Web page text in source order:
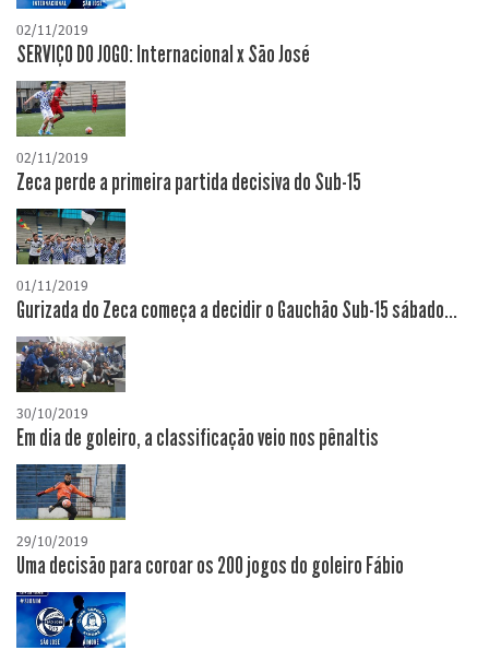
02/11/2019
SERVIÇO DO JOGO: Internacional x São José
02/11/2019
Zeca perde a primeira partida decisiva do Sub-15
01/11/2019
Gurizada do Zeca começa a decidir o Gauchão Sub-15 sábado...
30/10/2019
Em dia de goleiro, a classificação veio nos pênaltis
29/10/2019
Uma decisão para coroar os 200 jogos do goleiro Fábio